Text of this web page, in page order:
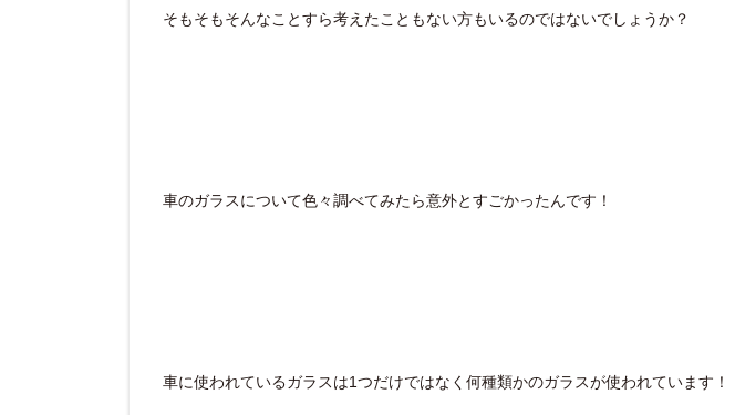
そもそもそんなことすら考えたこともない方もいるのではないでしょうか？
車のガラスについて色々調べてみたら意外とすごかったんです！
車に使われているガラスは1つだけではなく何種類かのガラスが使われています！